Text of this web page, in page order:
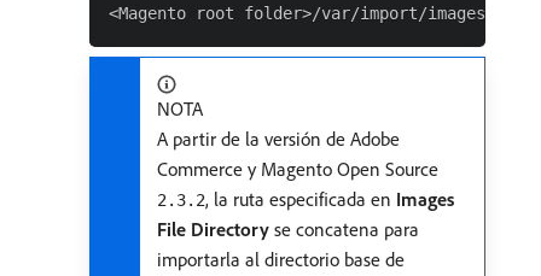
NOTA
A partir de la versión de Adobe
Commerce y Magento Open Source
2.3.2, la ruta especificada en Images
File Directory se concatena para
importarla al directorio base de